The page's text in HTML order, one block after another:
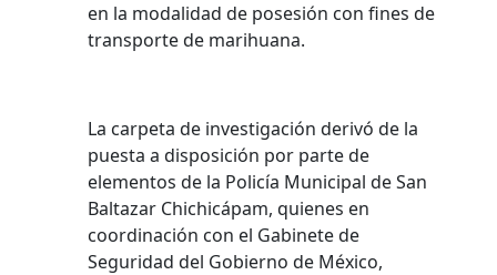
en la modalidad de posesión con fines de
transporte de marihuana.
La carpeta de investigación derivó de la
puesta a disposición por parte de
elementos de la Policía Municipal de San
Baltazar Chichicápam, quienes en
coordinación con el Gabinete de
Seguridad del Gobierno de México,